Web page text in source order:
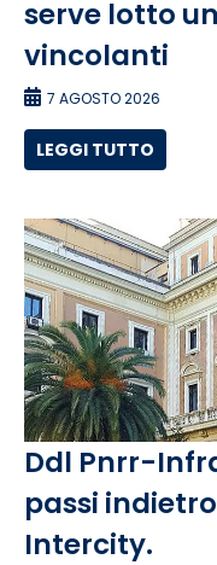
serve lotto
vincolanti
7 AGOSTO 2026
LEGGI TUTTO
Ddl Pnrr-
passi
Intercity.